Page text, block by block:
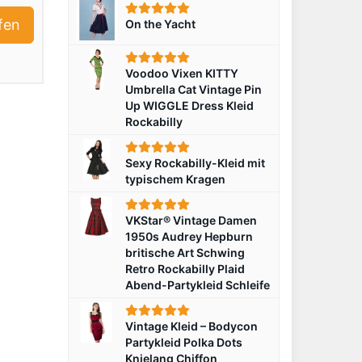
On the Yacht
Voodoo Vixen KITTY
Umbrella Cat Vintage Pin
Up WIGGLE Dress Kleid
Rockabilly
Sexy Rockabilly-Kleid mit
typischem Kragen
VKStar® Vintage Damen
1950s Audrey Hepburn
britische Art Schwing
Retro Rockabilly Plaid
Abend-Partykleid Schleife
Vintage Kleid – Bodycon
Partykleid Polka Dots
Knielang Chiffon